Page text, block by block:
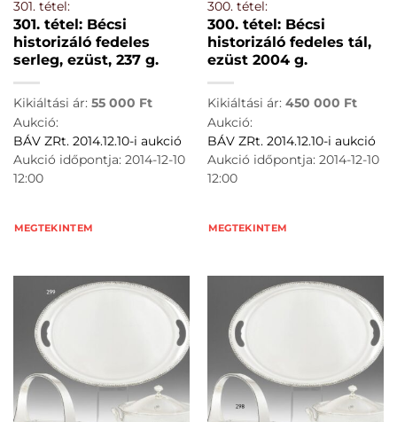
301. tétel:
301. tétel: Bécsi
historizáló fedeles
serleg, ezüst, 237 g.
Kikiáltási ár: 55 000 Ft
Aukció:
BÁV ZRt. 2014.12.10-i aukció
Aukció időpontja: 2014-12-10
12:00
MEGTEKINTEM
300. tétel:
300. tétel: Bécsi
historizáló fedeles tál,
ezüst 2004 g.
Kikiáltási ár: 450 000 Ft
Aukció:
BÁV ZRt. 2014.12.10-i aukció
Aukció időpontja: 2014-12-10
12:00
MEGTEKINTEM